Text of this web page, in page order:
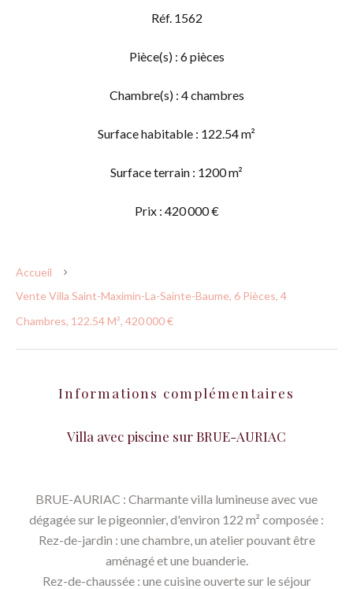
Réf. 1562
Pièce(s) : 6 pièces
Chambre(s) : 4 chambres
Surface habitable : 122.54 m²
Surface terrain : 1200 m²
Prix : 420 000 €
Accueil
Vente Villa Saint-Maximin-La-Sainte-Baume, 6 Pièces, 4
Chambres, 122.54 M², 420 000 €
Informations complémentaires
Villa avec piscine sur BRUE-AURIAC
BRUE-AURIAC : Charmante villa lumineuse avec vue
dégagée sur le pigeonnier, d'environ 122 m² composée :
Rez-de-jardin : une chambre, un atelier pouvant être
aménagé et une buanderie.
Rez-de-chaussée : une cuisine ouverte sur le séjour